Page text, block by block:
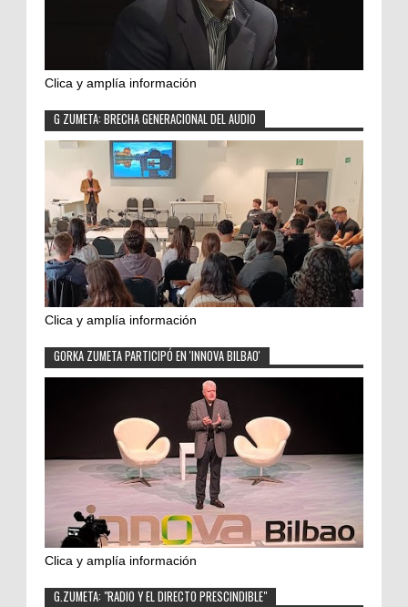
Clica y amplía información
G ZUMETA: BRECHA GENERACIONAL DEL AUDIO
Clica y amplía información
GORKA ZUMETA PARTICIPÓ EN 'INNOVA BILBAO'
Clica y amplía información
G.ZUMETA: "RADIO Y EL DIRECTO PRESCINDIBLE"